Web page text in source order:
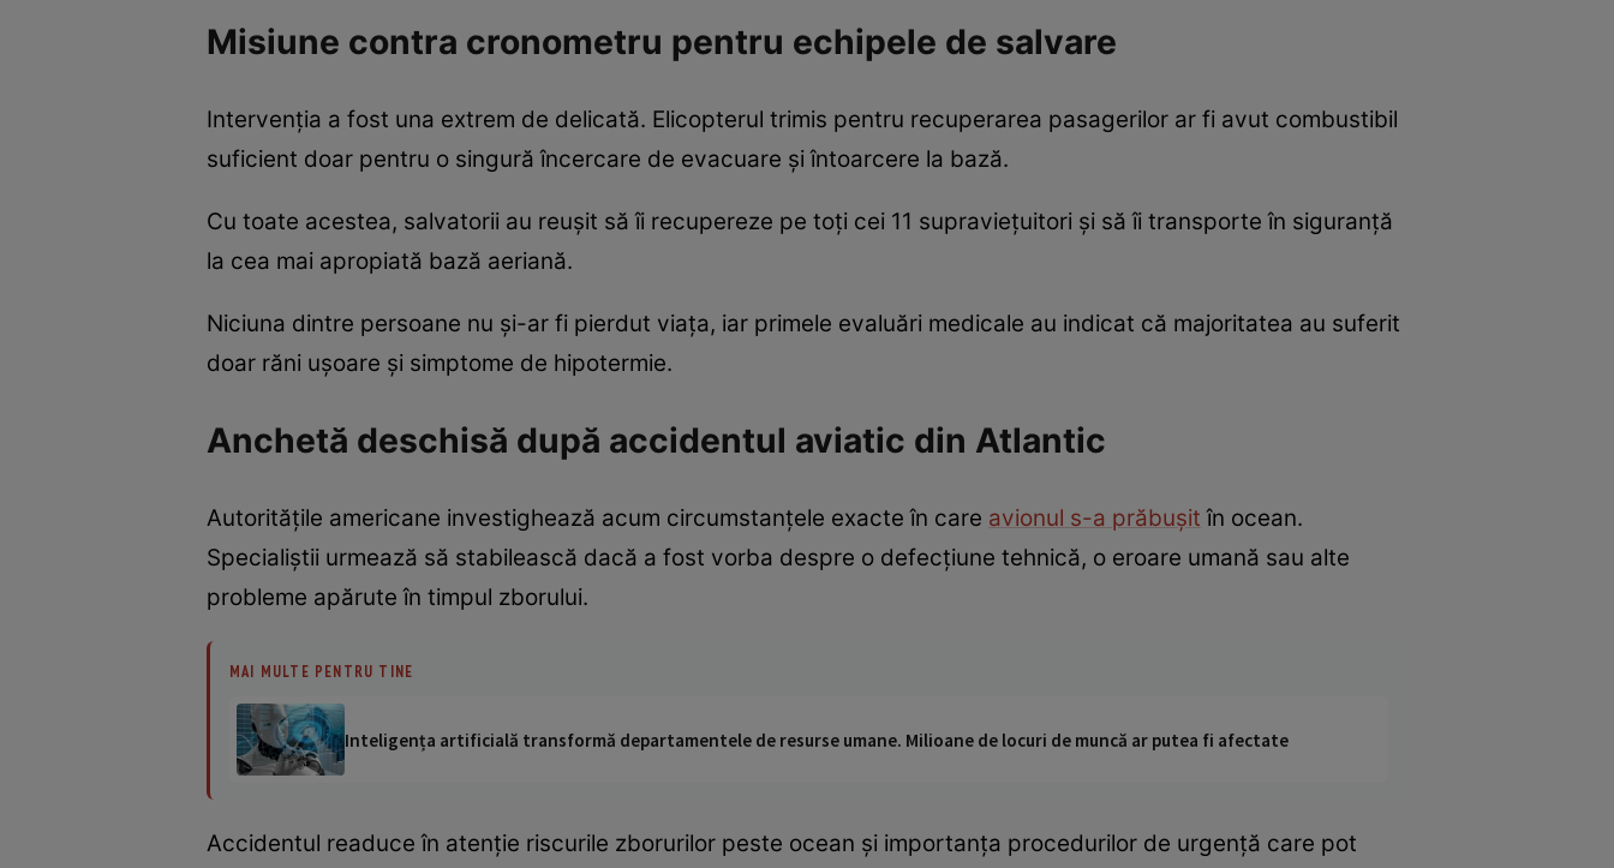
Misiune contra cronometru pentru echipele de salvare
Intervenția a fost una extrem de delicată. Elicopterul trimis pentru recuperarea pasagerilor ar fi avut combustibil
suficient doar pentru o singură încercare de evacuare și întoarcere la bază.
Cu toate acestea, salvatorii au reușit să îi recupereze pe toți cei 11 supraviețuitori și să îi transporte în siguranță
la cea mai apropiată bază aeriană.
Niciuna dintre persoane nu și-ar fi pierdut viața, iar primele evaluări medicale au indicat că majoritatea au suferit
doar răni ușoare și simptome de hipotermie.
Anchetă deschisă după accidentul aviatic din Atlantic
Autoritățile americane investighează acum circumstanțele exacte în care avionul s-a prăbușit în ocean.
Specialiștii urmează să stabilească dacă a fost vorba despre o defecțiune tehnică, o eroare umană sau alte
probleme apărute în timpul zborului.
MAI MULTE PENTRU TINE
Inteligența artificială transformă departamentele de resurse umane. Milioane de locuri de muncă ar putea fi afectate
Accidentul readuce în atenție riscurile zborurilor peste ocean și importanța procedurilor de urgență care pot